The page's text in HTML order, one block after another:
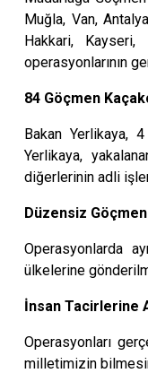
Muğla, Van,
Hakkari, Kayseri,
operasyonlarının
84 Göçmen
Bakan Yerlikaya,
Yerlikaya,
diğerlerinin adli
Düzensiz
Operasyonlarda
ülkelerine
İnsan Tacirlerine
Operasyonları
milletimizin